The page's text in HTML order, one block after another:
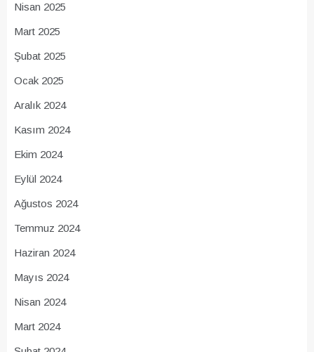
Nisan 2025
Mart 2025
Şubat 2025
Ocak 2025
Aralık 2024
Kasım 2024
Ekim 2024
Eylül 2024
Ağustos 2024
Temmuz 2024
Haziran 2024
Mayıs 2024
Nisan 2024
Mart 2024